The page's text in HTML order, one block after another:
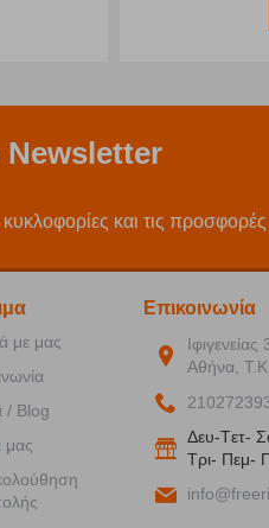
και τις
με μας
/ Blog
μας
Επικοινωνία
Αθήνα,
Δευ-Tετ-
Tρι- Πεμ-